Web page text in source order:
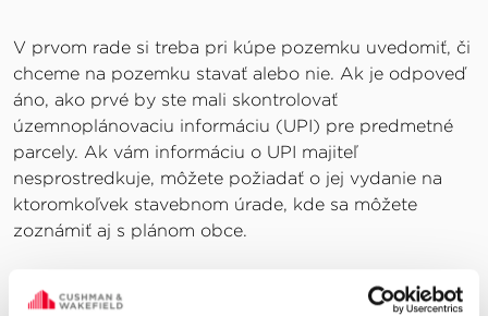
V prvom rade si treba pri kúpe pozemku uvedomiť, či
chceme na pozemku stavať alebo nie. Ak je odpoveď
áno, ako prvé by ste mali skontrolovať
územnoplánovaciu informáciu (UPI) pre predmetné
parcely. Ak vám informáciu o UPI majiteľ
nesprostredkuje, môžete požiadať o jej vydanie na
ktoromkoľvek stavebnom úrade, kde sa môžete
zoznámiť aj s plánom obce.
Pokiaľ územný plán obsahuje niečo, čo by sa